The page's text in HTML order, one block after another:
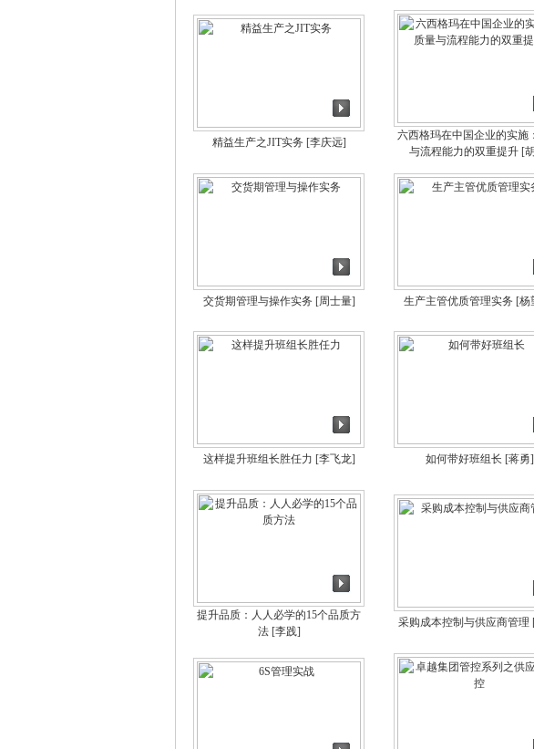
精益生产之JIT实务 [李庆远]
六西格玛在中国企业的实施
与流程能力的双重提升[
交货期管理与操作实务 [周士量] 生产主管优质管理实务 [杨
这样提升班组长胜任力 [李飞龙] 如何带好班组长 [蒋勇]
提升品质：人人必学的15个品质方
法[李践]
采购成本控制与供应商管理